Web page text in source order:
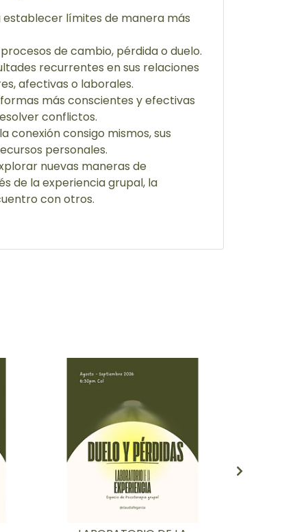
establecer límites de manera más
de cambio, pérdida o duelo.
recurrentes en sus relaciones
afectivas o laborales.
más conscientes y efectivas
conflictos.
conexión consigo mismos, sus
personales.
nuevas maneras de
de la experiencia grupal, la
con otros.